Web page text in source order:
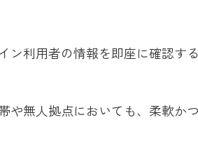
利用者の情報を即座に確認す
や無人拠点においても、柔軟か